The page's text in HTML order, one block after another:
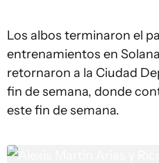
Los albos terminaron el
entrenamientos en
retornaron a la Ciudad
fin de semana, donde
este fin de semana.